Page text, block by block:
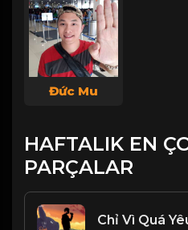
Đức Mu
HAFTALIK EN
PARÇALAR